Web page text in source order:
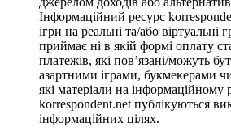
Інформаційний ресурс
ігри на реальні та/або віртуальні
приймає ні в якій формі оплату
платежів, які пов’язані/можуть
азартними іграми, букмекерами
які матеріали на інформаційному
korrespondent.net публікуються
інформаційних цілях.